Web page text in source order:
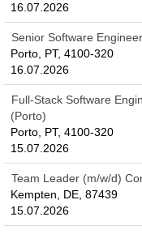
16.07.2026
Senior Software
Porto, PT, 4100-320
16.07.2026
Full-Stack Software
(Porto)
Porto, PT, 4100-320
15.07.2026
Team Leader (m/w/d)
Kempten, DE, 87439
15.07.2026